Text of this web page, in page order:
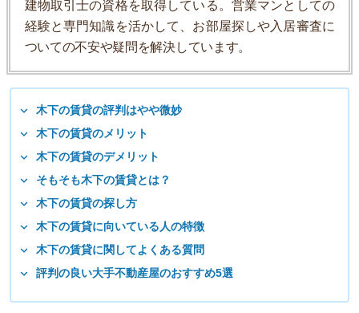
建物取引士の資格を取得している。営業マンとしての
経験と専門知識を活かして、お部屋探しや入居審査に
ついての不安や疑問を解決しています。
木下の賃貸の評判はやや微妙
木下の賃貸のメリット
木下の賃貸のデメリット
そもそも木下の賃貸とは？
木下の賃貸の探し方
木下の賃貸に向いている人の特徴
木下の賃貸に関してよくある質問
評判の良い大手不動産屋のおすすめ5選